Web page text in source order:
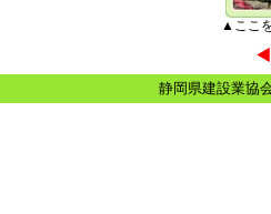
▲ここ
静岡県建設業協